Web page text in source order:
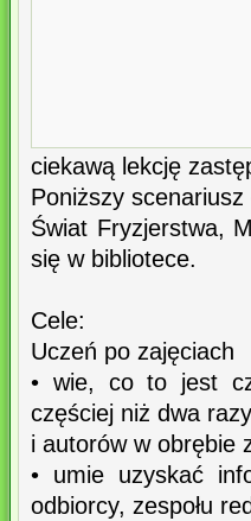
ciekawą lekcję
Poniższy
Świat Fryzjerstwa,
się w bibliotece.
Cele:
Uczeń po zajęciach
• wie, co to jest
częściej niż dwa
i autorów w obrębie
• umie uzyskać
odbiorcy, zespołu